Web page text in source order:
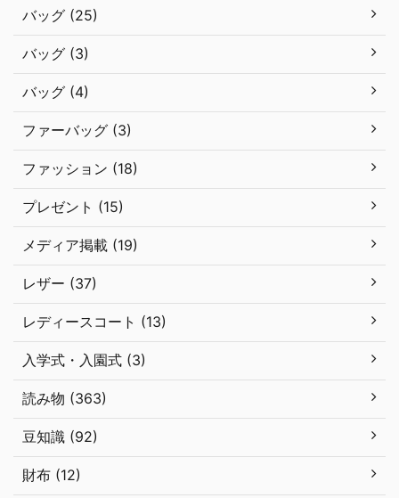
バッグ (25)
バッグ (3)
バッグ (4)
ファーバッグ (3)
ファッション (18)
プレゼント (15)
メディア掲載 (19)
レザー (37)
レディースコート (13)
入学式・入園式 (3)
読み物 (363)
豆知識 (92)
財布 (12)